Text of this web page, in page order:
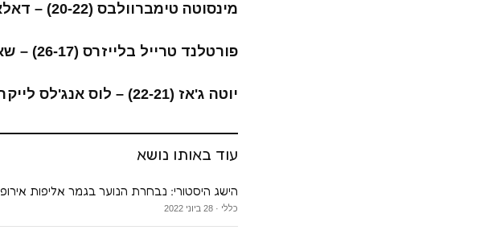
מינסוטה טימברוולבס (20-22) – דאלאס מאבריקס (20-22) 119:115
פורטלנד טרייל בלייזרס (26-17) – שארלוט הורנטס (19-22) 96:127
יוטה ג'אז (22-21) – לוס אנג'לס לייקרס (23-20) 95:113
עוד באותו נושא
הישג היסטורי: נבחרת הנוער בגמר אליפות
כללי · 28 ביוני 2022